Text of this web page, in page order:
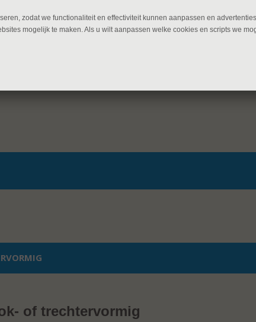
of trechtervormig
zodat we functionaliteit en effectiviteit kunnen aanpassen en
mogelijk te maken. Als u wilt aanpassen welke cookies en scripts we